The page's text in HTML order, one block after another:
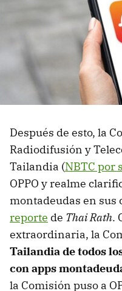
Después de esto, la
Radiodifusión y
Tailandia (NBTC por
OPPO y realme
montadeudas en sus
reporte de Thai Rath.
extraordinaria, la
Tailandia de todos
con apps
la Comisión puso a